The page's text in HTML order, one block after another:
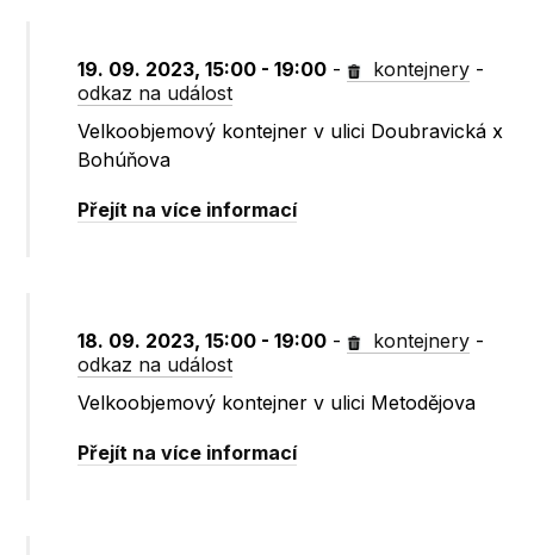
19. 09. 2023, 15:00 - 19:00 - kontejnery -
odkaz na událost
Velkoobjemový kontejner v ulici Doubravická x
Bohúňova
Přejít na více informací
18. 09. 2023, 15:00 - 19:00 - kontejnery -
odkaz na událost
Velkoobjemový kontejner v ulici Metodějova
Přejít na více informací